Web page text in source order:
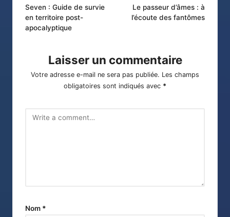
Post
navigation
Seven : Guide de survie
en territoire post-
apocalyptique
Le passeur d’âmes : à
l’écoute des fantômes
Laisser un commentaire
Votre adresse e-mail ne sera pas publiée. Les champs
obligatoires sont indiqués avec *
Nom *